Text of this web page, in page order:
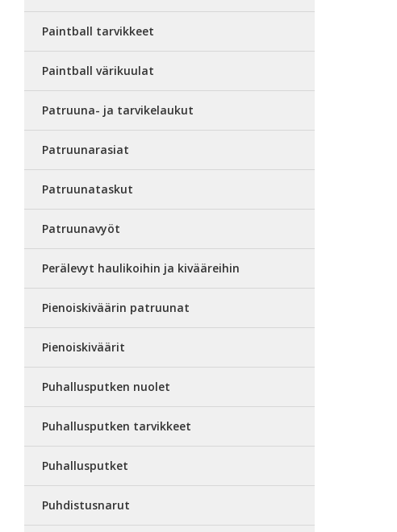
Paintball tarvikkeet
Paintball värikuulat
Patruuna- ja tarvikelaukut
Patruunarasiat
Patruunataskut
Patruunavyöt
Perälevyt haulikoihin ja kivääreihin
Pienoiskiväärin patruunat
Pienoiskiväärit
Puhallusputken nuolet
Puhallusputken tarvikkeet
Puhallusputket
Puhdistusnarut